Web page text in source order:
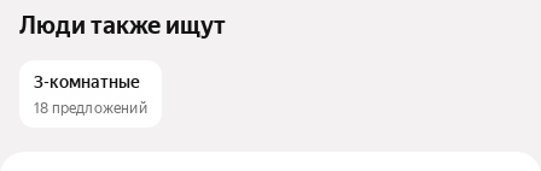
Люди также ищут
3-комнатные
18 предложений